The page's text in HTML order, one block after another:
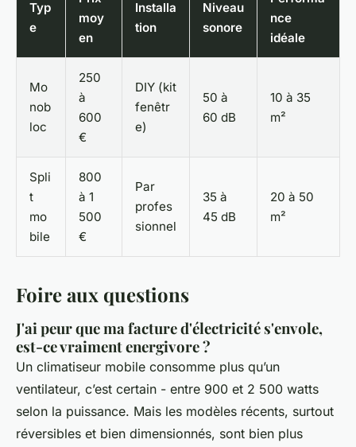
Typ
e
moy
en
Installa
tion
Niveau
sonore
nce
idéale
Mo
nob
loc
250
à
600
€
DIY (kit
fenêtr
e)
50 à
60 dB
10 à 35
m²
Spli
t
mo
bile
800
à 1
500
€
Par
profes
sionnel
35 à
45 dB
20 à 50
m²
Foire aux questions
J'ai peur que ma facture d'électricité s'envole,
est-ce vraiment energivore ?
Un climatiseur mobile consomme plus qu’un
ventilateur, c’est certain - entre 900 et 2 500 watts
selon la puissance. Mais les modèles récents, surtout
réversibles et bien dimensionnés, sont bien plus